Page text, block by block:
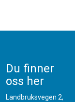
Du finner
oss her
Landbruksvegen 2,